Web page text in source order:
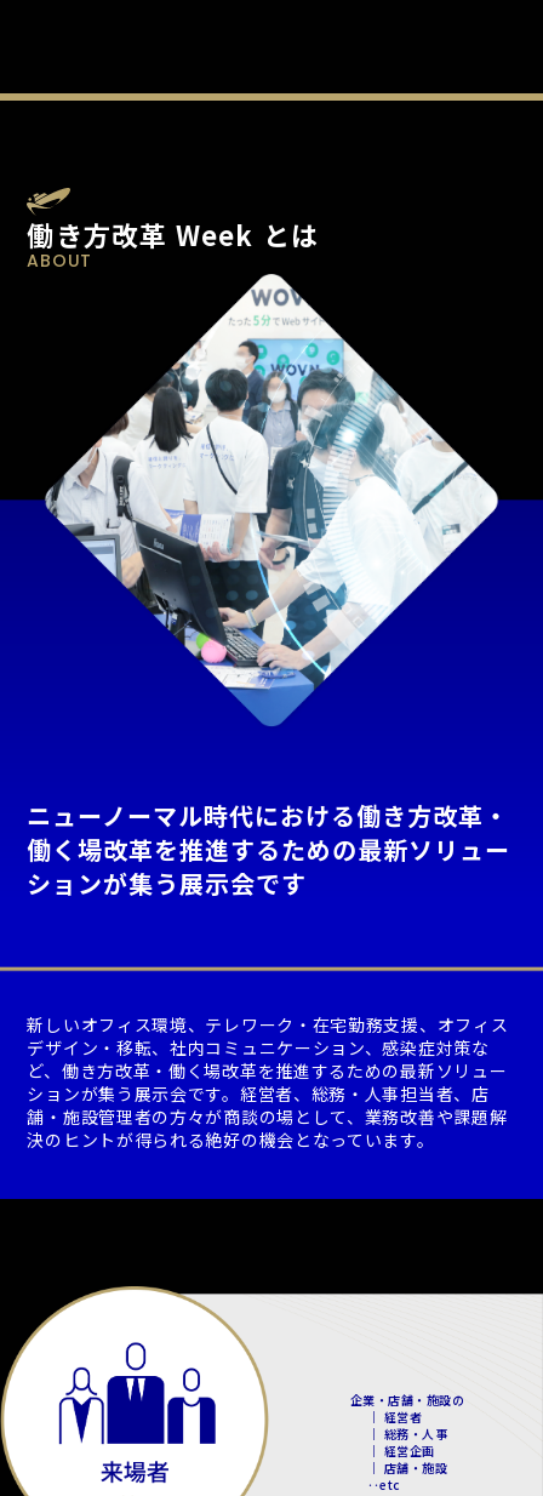
働き方改革 Week とは
ABOUT
ニューノーマル時代における働き方改革・
働く場改革を推進するための最新ソリュー
ションが集う展示会です
新しいオフィス環境、テレワーク・在宅勤務支援、オフィス
デザイン・移転、社内コミュニケーション、感染症対策な
ど、働き方改革・働く場改革を推進するための最新ソリュー
ションが集う展示会です。経営者、総務・人事担当者、店
舗・施設管理者の方々が商談の場として、業務改善や課題解
決のヒントが得られる絶好の機会となっています。
企業・店舗・施設の
｜ 経営者
｜ 総務・人事
｜ 経営企画
｜ 店舗・施設
‥etc